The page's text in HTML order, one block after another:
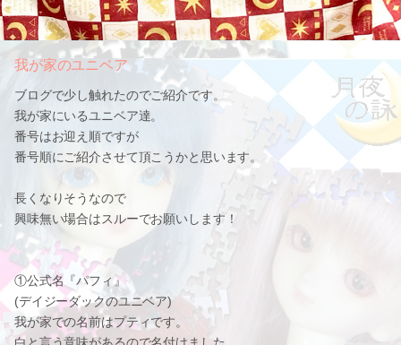
我が家のユニベア
ブログで少し触れたのでご紹介です。
我が家にいるユニベア達。
番号はお迎え順ですが
番号順にご紹介させて頂こうかと思います。
長くなりそうなので
興味無い場合はスルーでお願いします！
①公式名『パフィ』
(デイジーダックのユニベア)
我が家での名前はプティです。
白と言う意味があるので名付けました。